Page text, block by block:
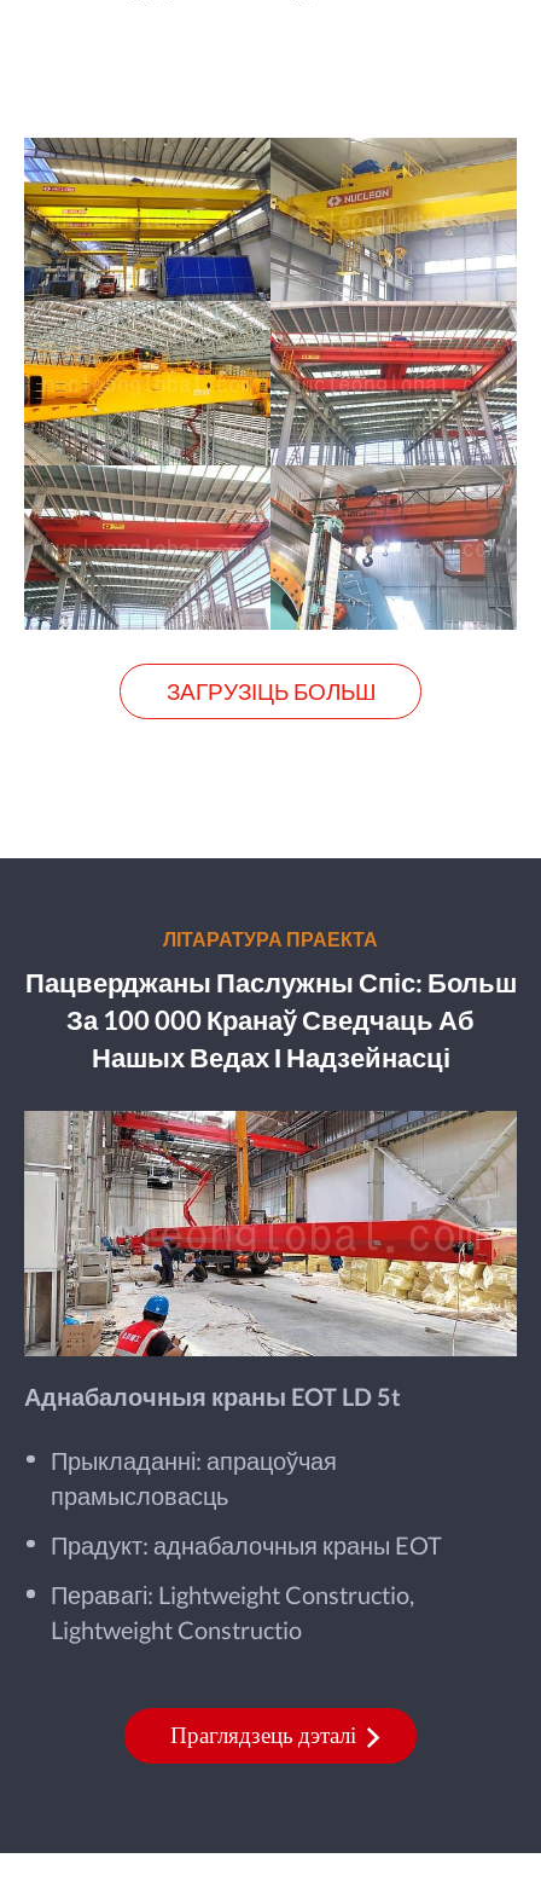
ЗАГРУЗІЦЬ БОЛЬШ
ЛІТАРАТУРА ПРАЕКТА
Пацверджаны Паслужны Спіс: Больш
За 100 000 Кранаў Сведчаць Аб
Нашых Ведах І Надзейнасці
Аднабалочныя краны EOT LD 5t
Прыкладанні: апрацоўчая
прамысловасць
Прадукт: аднабалочныя краны EOT
Перавагі: Lightweight Constructio,
Lightweight Constructio
Праглядзець дэталі